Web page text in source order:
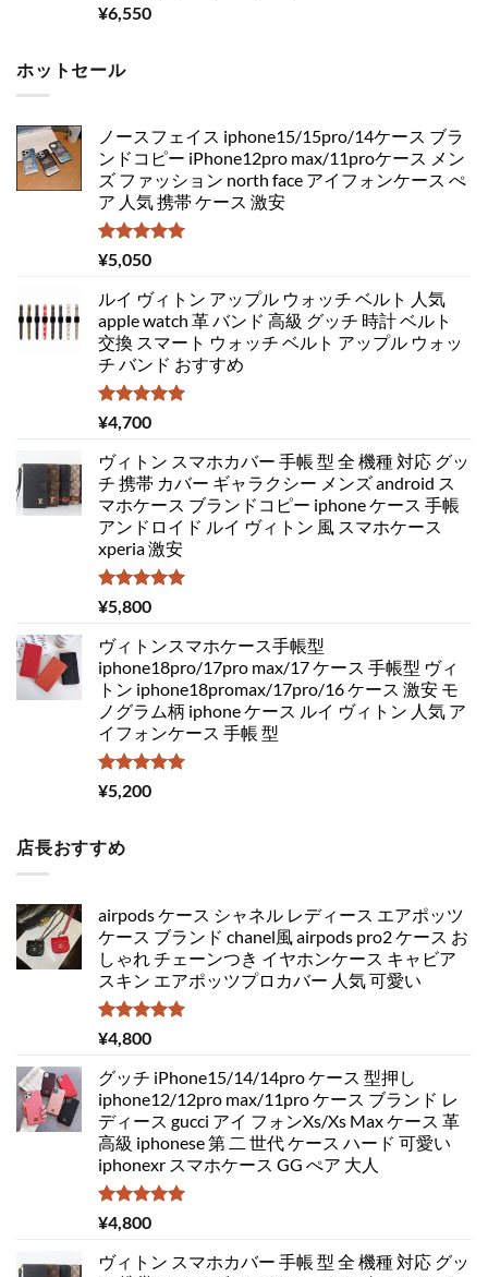
¥6,550
ホットセール
ノースフェイス iphone15/15pro/14ケース ブラ
ンドコピー iPhone12pro max/11proケース メン
ズ ファッション north face アイフォンケース ぺ
ア 人気 携帯 ケース 激安
5段階中
5.00
¥5,050
ルイ ヴィトン アップル ウォッチ ベルト 人気
apple watch 革 バンド 高級 グッチ 時計 ベルト
交換 スマート ウォッチ ベルト アップル ウォッ
チ バンド おすすめ
5段階中
5.00
¥4,700
ヴィトン スマホカバー 手帳 型 全 機種 対応 グッ
チ 携帯 カバー ギャラクシー メンズ android ス
マホケース ブランドコピー iphone ケース 手帳
アンドロイド ルイ ヴィトン 風 スマホケース
xperia 激安
5段階中
5.00
¥5,800
ヴィトンスマホケース手帳型
iphone18pro/17pro max/17 ケース 手帳型 ヴィ
トン iphone18promax/17pro/16 ケース 激安 モ
ノグラム柄 iphone ケース ルイ ヴィトン 人気 ア
イフォンケース 手帳 型
5段階中
5.00
¥5,200
店長おすすめ
airpods ケース シャネル レディース エアポッツ
ケース ブランド chanel風 airpods pro2 ケース お
しゃれ チェーンつき イヤホンケース キャビア
スキン エアポッツプロカバー 人気 可愛い
5段階中
5.00
¥4,800
グッチ iPhone15/14/14pro ケース 型押し
iphone12/12pro max/11pro ケース ブランド レ
ディース gucci アイ フォンXs/Xs Max ケース 革
高級 iphonese 第 二 世代 ケース ハード 可愛い
iphonexr スマホケース GG ぺア 大人
5段階中
5.00
¥4,800
ヴィトン スマホカバー 手帳 型 全 機種 対応 グッ